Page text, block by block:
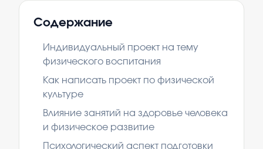
Содержание
Индивидуальный проект на тему
физического воспитания
Как написать проект по физической
культуре
Влияние занятий на здоровье человека
и физическое развитие
Психологический аспект подготовки